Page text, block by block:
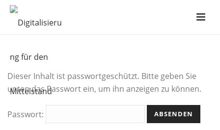
Dieser Inhalt ist passwortgeschützt. Bitte geben Sie
unten das Passwort ein, um ihn anzeigen zu können.
Passwort: